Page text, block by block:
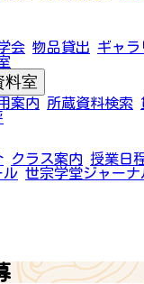
会 物品貸出 ギャラ
料室
案内 所蔵資料検索
クラス案内 授業日
ル 世宗学堂ジャーナ